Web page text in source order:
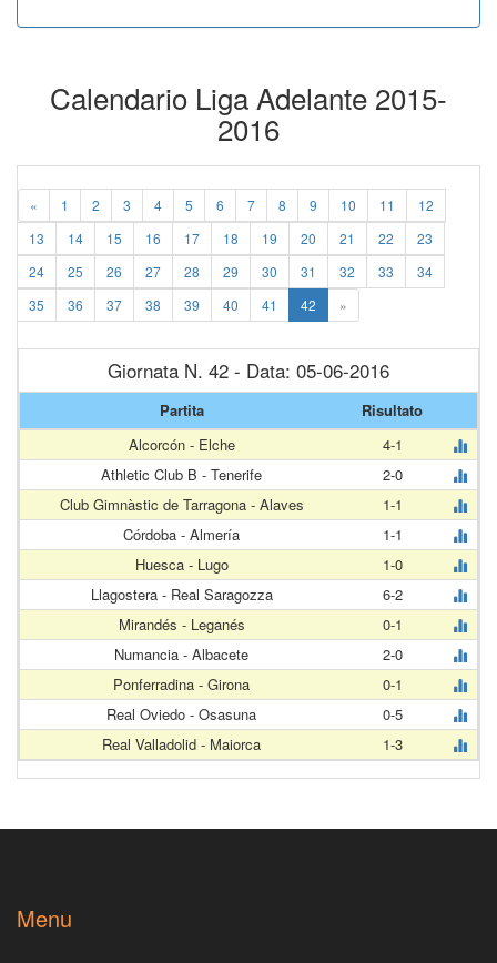
Calendario Liga Adelante 2015-
2016
« 1 2 3 4 5 6 7 8 9 10 11
12
13
14 15 16 17 18 19 20 21 22
23
24
25 26 27 28 29 30 31 32 33
34
35
36 37 38 39 40 41 42 »
Giornata N. 42 - Data: 05-06-2016
Partita
Risultato
Alcorcón - Elche
4-1
Athletic Club B - Tenerife
2-0
Club Gimnàstic de Tarragona - Alaves
1-1
Córdoba - Almería
1-1
Huesca - Lugo
1-0
Llagostera - Real Saragozza
6-2
Mirandés - Leganés
0-1
Numancia - Albacete
2-0
Ponferradina - Girona
0-1
Real Oviedo - Osasuna
0-5
Real Valladolid - Maiorca
1-3
Menu